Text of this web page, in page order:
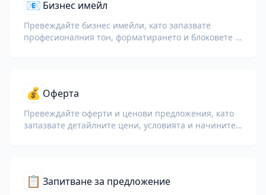
📧 Бизнес имейл
Превеждайте бизнес имейли, като запазвате
професионалния тон, форматирането и блоковете с
💰 Оферта
Превеждайте оферти и ценови предложения, като
запазвате детайлните цени, условията и начините
📋 Запитване за предложение